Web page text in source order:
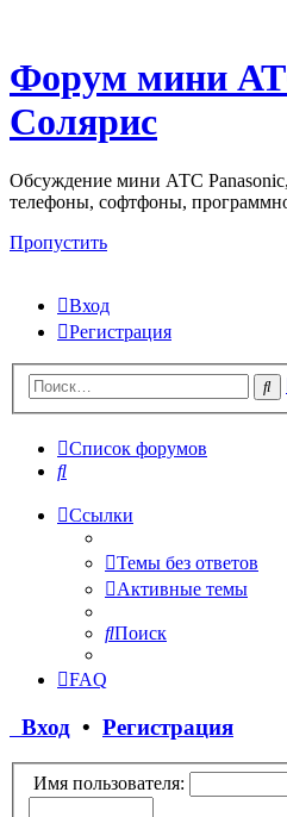
Форум мини
Солярис
Обсуждение мини АТС
телефоны, софтфоны,
Пропустить
Вход
Регистрация
Список форумов
Поиск
Ссылки
Темы без ответов
Активные темы
Поиск
FAQ
Вход • Регистрация
Имя пользователя: